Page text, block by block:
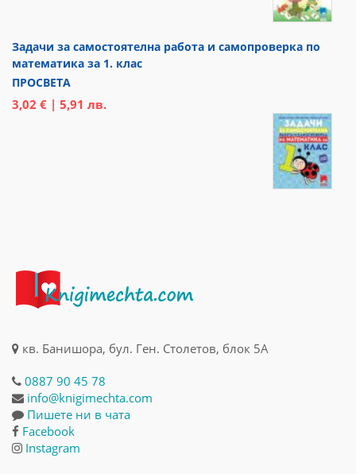
Задачи за самостоятелна работа и самопроверка по
математика за 1. клас
ПРОСВЕТА
3,02 € | 5,91 лв.
кв. Банишора, бул. Ген. Столетов, блок 5А
0887 90 45 78
info@knigimechta.com
Пишете ни в чата
Facebook
Instagram